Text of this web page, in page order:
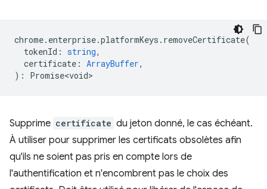
chrome. enterprise.platformKeys . removeCertificate(
tokenId : string,
certificate : ArrayBuffer,
) : Promise<void>
Supprime certificate du jeton donné, le cas échéant.
À utiliser pour supprimer les certificats obsolètes afin
qu'ils ne soient pas pris en compte lors de
l'authentification et n'encombrent pas le choix des